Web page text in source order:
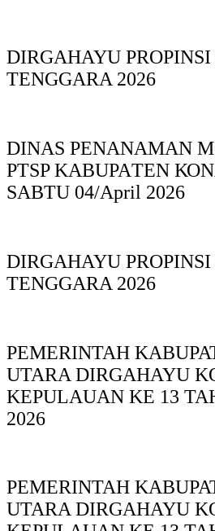
DIRGAHAYU
TENGGARA 2026
DINAS PΕΝΑΝΑΜAN
PTSP KABUPAΤΕΝ
SABTU 04/April 2026
DIRGAHAYU
TENGGARA 2026
PEMERINTAH
UTARA DIRGAHAYU
KEPULAUAN KE 13
2026
PEMERINTAH
UTARA DIRGAHAYU